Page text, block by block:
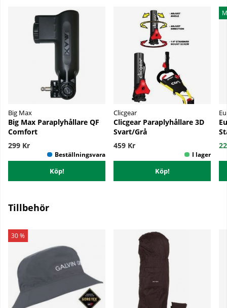
Big Max
Big Max Paraplyhållare QF
Comfort
299 Kr
Köp!
Clicgear
Clicgear Paraplyhållare 3D
Svart/Grå
459 Kr
Köp!
Tillbehör
30 %